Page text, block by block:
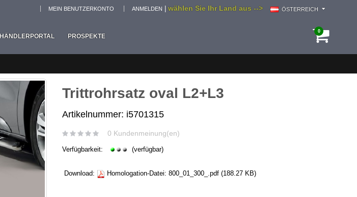
wählen Sie Ihr Land aus --> ÖSTERREICH
MEIN BENUTZERKONTO ANMELDEN
0
HÄNDLERPORTAL PROSPEKTE
Trittrohrsatz oval L2+L3
Artikelnummer: i5701315
0 Kundenmeinung(en)
Verfügbarkeit: (verfügbar)
Download: Homologation-Datei:800_01_300_.pdf (188.27 KB)